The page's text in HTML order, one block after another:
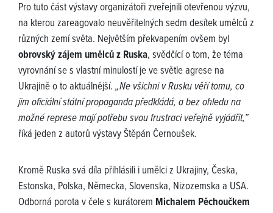
Pro tuto část výstavy organizátoři zveřejnili otevřenou výzvu,
na kterou zareagovalo neuvěřitelných sedm desítek umělců z
různých zemí světa. Největším překvapením ovšem byl
obrovský zájem umělců z Ruska, svědčící o tom, že téma
vyrovnání se s vlastní minulostí je ve světle agrese na
Ukrajině o to aktuálnější. „Ne všichni v Rusku věří tomu, co
jim oficiální státní propaganda předkládá, a bez ohledu na
možné represe mají potřebu svou frustraci veřejně vyjádřit,”
říká jeden z autorů výstavy Štěpán Černoušek.
Kromě Ruska svá díla přihlásili i umělci z Ukrajiny, Česka,
Estonska, Polska, Německa, Slovenska, Nizozemska a USA.
Odborná porota v čele s kurátorem Michalem Pěchoučkem